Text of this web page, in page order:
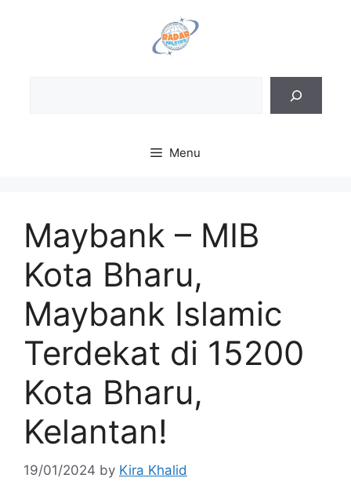
Menu
Maybank – MIB
Kota Bharu,
Maybank Islamic
Terdekat di 15200
Kota Bharu,
Kelantan!
19/01/2024 by Kira Khalid